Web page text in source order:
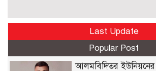
Last Update
Popular Post
আলমবিদিতর ইউনিয়নের